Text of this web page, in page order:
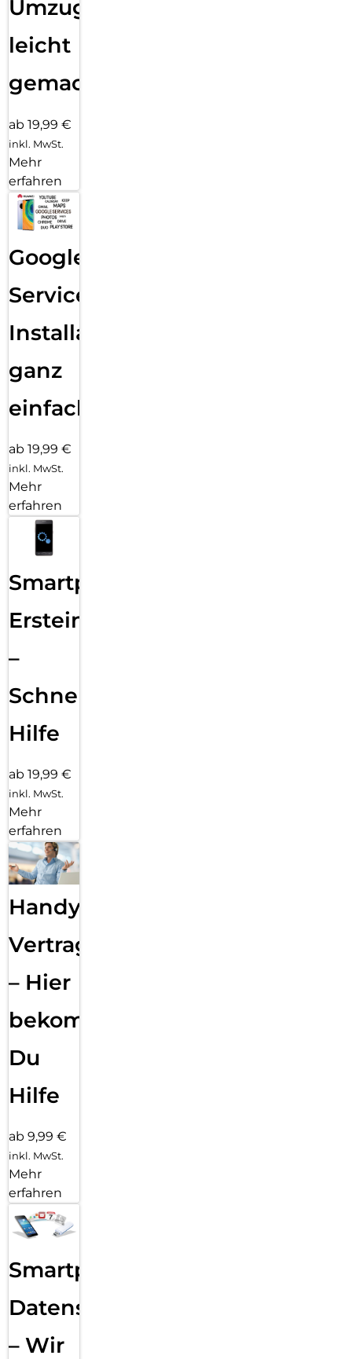
Umzug
leicht
gemacht!
ab 19,99 €
inkl. MwSt.
Mehr
erfahren
Google
Services
Installation
ganz
einfach
ab 19,99 €
inkl. MwSt.
Mehr
erfahren
Smartphone
Ersteinrichtung
–
Schnelle
Hilfe
ab 19,99 €
inkl. MwSt.
Mehr
erfahren
Handy
Vertragsabwicklung
– Hier
bekommst
Du
Hilfe
ab 9,99 €
inkl. MwSt.
Mehr
erfahren
Smartphone
Datensicherung
– Wir